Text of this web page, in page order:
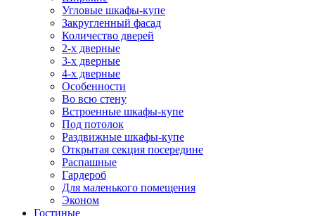
Угловые шкафы-купе
Закругленный фасад
Количество дверей
2-х дверные
3-х дверные
4-х дверные
Особенности
Во всю стену
Встроенные шкафы-купе
Под потолок
Раздвижные шкафы-купе
Открытая секция посередине
Распашные
Гардероб
Для маленького помещения
Эконом
Гостиные